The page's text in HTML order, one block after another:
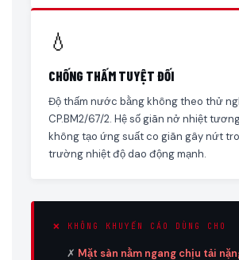
💧
CHỐNG THẤM TUYỆT ĐỐI
Độ thấm nước bằng không theo thử
CP.BM2/67/2. Hệ số giãn nở nhiệt
không tạo ứng suất co giãn gây nứt
trường nhiệt độ dao động mạnh.
❌ KHÔNG KHUYẾN CÁO DÙNG CHO
✗ Mặt sàn nằm ngang chịu tải